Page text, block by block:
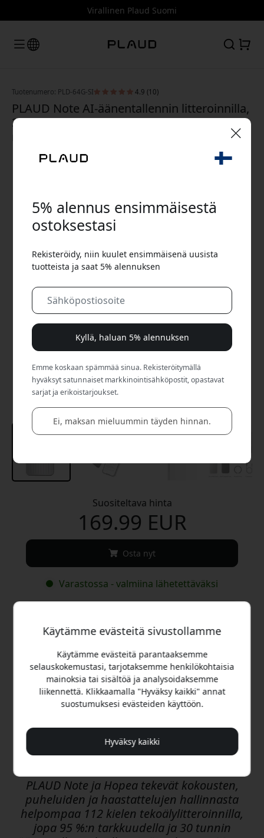
Virallinen Plaud Suomi
Tuotenumero: PLD-64G-SI 4.9 (10)
PLAUD Note AI-äänentallennin litteroinnilla,
30 tunnin akku, 64 GB tallennustilaa ja
Suositeltava hinta
169.99 EUR
Osta nyt
Varastossa - valmiina lähetettäväksi
Ei piilomaksuja
Toimitus 10-12 elokuu
Nopea ja jäljitettävä toimitus
30 päivän palautusoikeus
Helppo palautus - ei vaivaa
Turvalliset maksut salauksella
PLAUD Note ja Hopea tekevät kokousten,
puheluiden ja haastattelujen hallinnasta
helpompaa 112 kielen tekoälylitteroinnilla,
jopa 95 %:n tarkkuudella ja 30 tunnin
Käytämme evästeitä sivustollamme
Käytämme evästeitä parantaaksemme
selauskokemustasi, tarjotaksemme henkilökohtaisia
mainoksia tai sisältöä ja analysoidaksemme
liikennettä. Klikkaamalla "Hyväksy kaikki" annat
suostumuksesi evästeiden käyttöön.
Hyväksy kaikki
5% alennus ensimmäisestä
ostoksestasi
Rekisteröidy, niin kuulet ensimmäisenä uusista
tuotteista ja saat 5% alennuksen
Kyllä, haluan 5% alennuksen
Emme koskaan spämmää sinua. Rekisteröitymällä
hyväksyt satunnaiset markkinointisähköpostit, opastavat
sarjat ja erikoistarjoukset.
Ei, maksan mieluummin täyden hinnan.
🎉 Alennuskoodisi:
Käytä tätä koodia kassalla saadaksesi 5%
alennuksen.